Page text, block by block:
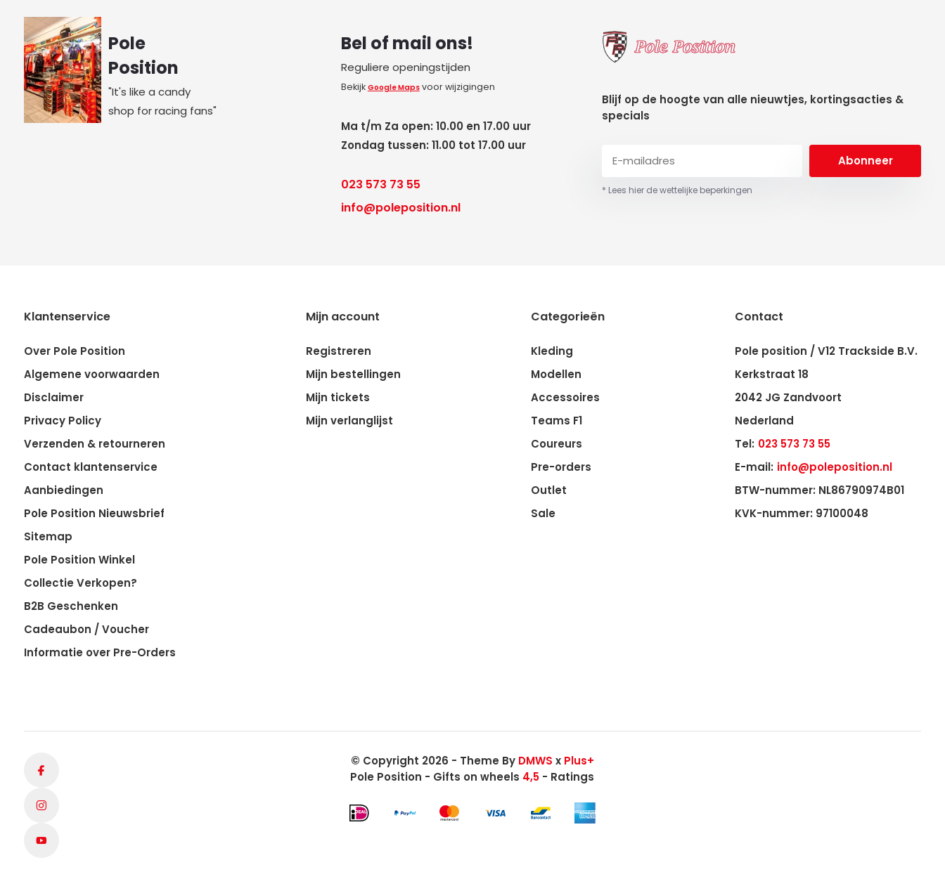
Pole
Position
"It's like a candy
shop for racing fans"
Bel of mail ons!
Reguliere openingstijden
Bekijk Google Mapsvoor wijzigingen
Ma t/m Za open: 10.00 en 17.00 uur
Zondag tussen: 11.00 tot 17.00 uur
023 573 73 55
info@poleposition.nl
Blijf op de hoogte van alle nieuwtjes, kortingsacties &
specials
Abonneer
* Lees hier de wettelijke beperkingen
Klantenservice
Over Pole Position
Algemene voorwaarden
Disclaimer
Privacy Policy
Verzenden & retourneren
Contact klantenservice
Aanbiedingen
Pole Position Nieuwsbrief
Sitemap
Pole Position Winkel
Collectie Verkopen?
B2B Geschenken
Cadeaubon / Voucher
Informatie over Pre-Orders
Mijn account
Registreren
Mijn bestellingen
Mijn tickets
Mijn verlanglijst
Categorieën
Kleding
Modellen
Accessoires
Teams F1
Coureurs
Pre-orders
Outlet
Sale
Contact
Pole position / V12 Trackside B.V.
Kerkstraat 18
2042 JG Zandvoort
Nederland
Tel: 023 573 73 55
E-mail: info@poleposition.nl
BTW-nummer: NL86790974B01
KVK-nummer: 97100048
© Copyright 2026 - Theme By DMWS x Plus+
Pole Position - Gifts on wheels 4,5 - Ratings